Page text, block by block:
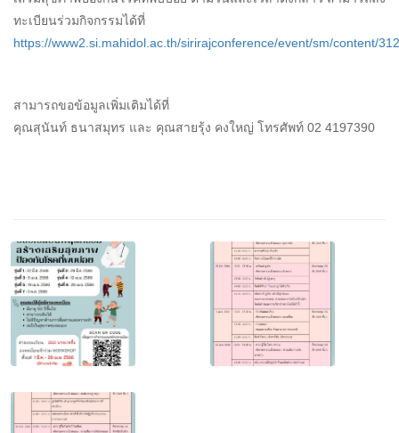
ทะเบียนร่วมกิจกรรมได้ที่
https://www2.si.mahidol.ac.th/sirirajconference/event/sm/content/
สามารถขอข้อมูลเพิ่มเติมได้ที่
คุณสุนันท์ ธนาสมุทร และ คุณสายรุ้ง คงใหญ่ โทรศัพท์ 02 4197390